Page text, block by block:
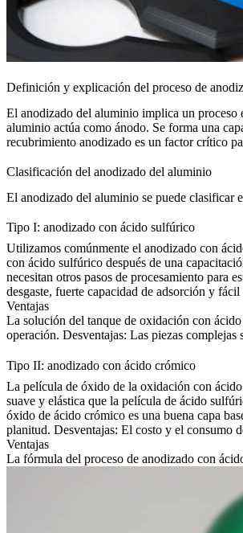
Definición y explicación del proceso de
El anodizado del aluminio implica un proceso
aluminio actúa como ánodo. Se forma una
recubrimiento anodizado es un factor crítico
Clasificación del anodizado del aluminio
El anodizado del aluminio se puede clasificar
Tipo I: anodizado con ácido sulfúrico
Utilizamos comúnmente el anodizado con
con ácido sulfúrico después de una
necesitan otros pasos de procesamiento para
desgaste, fuerte capacidad de adsorción y
Ventajas
La solución del tanque de oxidación con
operación. Desventajas: Las piezas complejas
Tipo II: anodizado con ácido crómico
La película de óxido de la oxidación con
suave y elástica que la película de ácido
óxido de ácido crómico es una buena capa
planitud. Desventajas: El costo y el consumo
Ventajas
La fórmula del proceso de anodizado con